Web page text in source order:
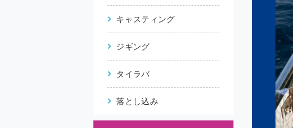
キャスティング
ジギング
タイラバ
落とし込み